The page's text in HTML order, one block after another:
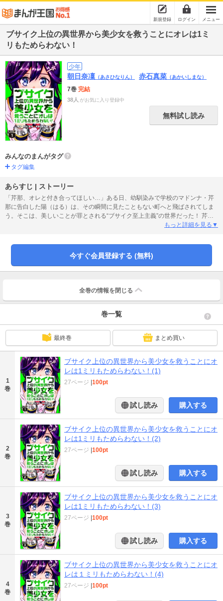
新規登録 ログイン メニュー
ブサイク上位の異世界から美少女を救うことにオレは1ミ
リもためらわない！
少年
朝日奈凜 （あさひなりん） 赤石真菜 （あかいしまな）
7巻 完結
38人 がお気に入り登録中
無料試し読み
みんなのまんがタグ
タグ編集
あらすじ | ストーリー
「芹那、オレと付き合ってほしい…」ある日、幼馴染みで学校のマドンナ・芹
那に告白した陽（はる）は、その瞬間に見たこともない町へと飛ばされてしま
う。そこは、美しいことが罪とされる“ブサイク至上主義”の世界だった！ 芹那
も飛ばされたことを知った陽は、どうにかして元の世界に戻ろうとするが…
もっと詳細を見る▼
今すぐ会員登録する (無料)
全巻の情報を 閉じる
巻一覧
最終巻 まとめ買い
1
巻
ブサイク上位の異世界から美少女を救うことにオ
レは1ミリもためらわない！(1)
27ページ 100pt
試し読み 購入する
2
巻
ブサイク上位の異世界から美少女を救うことにオ
レは1ミリもためらわない！(2)
27ページ 100pt
試し読み 購入する
3
巻
ブサイク上位の異世界から美少女を救うことにオ
レは1ミリもためらわない！(3)
27ページ 100pt
試し読み 購入する
4
巻
ブサイク上位の異世界から美少女を救うことにオ
レは１ミリもためらわない！(4)
27ページ 100pt